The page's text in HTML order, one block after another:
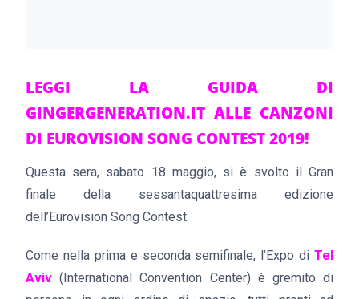
LEGGI LA GUIDA DI
GINGERGENERATION.IT ALLE CANZONI
DI EUROVISION SONG CONTEST 2019!
Questa sera, sabato 18 maggio, si è svolto il Gran
finale della sessantaquattresima edizione
dell’Eurovision Song Contest.
Come nella prima e seconda semifinale, l’Expo di Tel
Aviv (International Convention Center) è gremito di